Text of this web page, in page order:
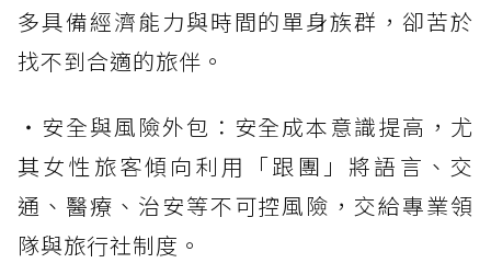
多具備經濟能力與時間的單身族群，卻苦於
找不到合適的旅伴。
・安全與風險外包：安全成本意識提高，尤
其女性旅客傾向利用「跟團」將語言、交
通、醫療、治安等不可控風險，交給專業領
隊與旅行社制度。